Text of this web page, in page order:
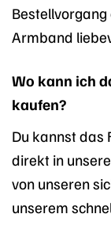
Armband
Wo kann ich
kaufen?
Du kannst das
direkt in
von unseren
unserem